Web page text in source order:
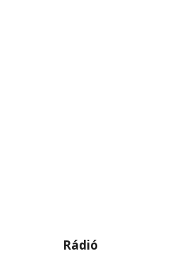
Rádió